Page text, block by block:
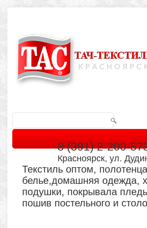
8 (391) 2-200-
Красноярск, ул.
Текстиль оптом,
белье,домашняя одежда,
подушки, покрывала
пошив постельного и